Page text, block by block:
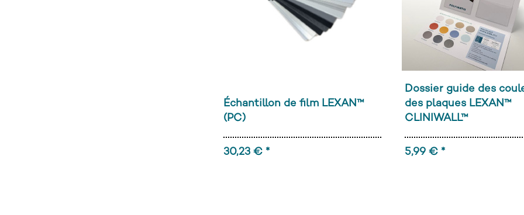
Échantillon de film LEXAN™
(PC)
30,23 € *
Dossier guide des
des plaques LEXAN™
CLINIWALL™
5,99 € *